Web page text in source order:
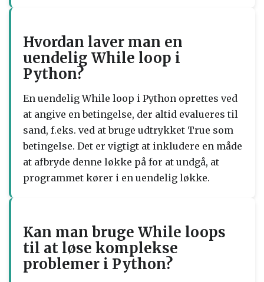
Hvordan laver man en
uendelig While loop i
Python?
En uendelig While loop i Python oprettes ved
at angive en betingelse, der altid evalueres til
sand, f.eks. ved at bruge udtrykket True som
betingelse. Det er vigtigt at inkludere en måde
at afbryde denne løkke på for at undgå, at
programmet kører i en uendelig løkke.
Kan man bruge While loops
til at løse komplekse
problemer i Python?